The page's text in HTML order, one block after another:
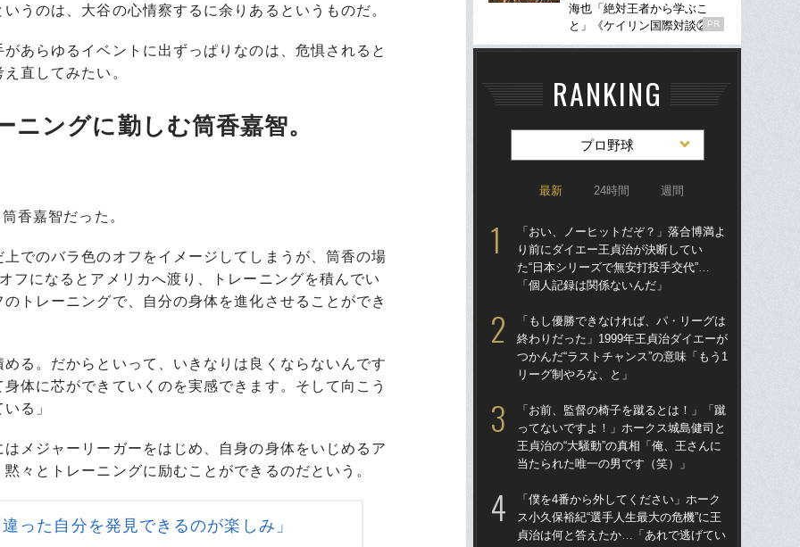
うのは、大谷の心情察するに余りあるというものだ。
あらゆるイベントに出ずっぱりなのは、危惧されると
直してみたい。
ニングに勤しむ筒香嘉智。
香嘉智だった。
でのバラ色のオフをイメージしてしまうが、筒香の場
フになるとアメリカへ渡り、トレーニングを積んでい
トレーニングで、自分の身体を進化させることができ
る。だからといって、いきなりは良くならないんです
体に芯ができていくのを実感できます。そして向こう
る」
メジャーリーガーをはじめ、自身の身体をいじめるア
々とトレーニングに励むことができるのだという。
った自分を発見できるのが楽しみ」
海也「絶対王者から学ぶこ
と」《ケイリン国際対談②》
PR
RANKING
プロ野球
最新 24時間 週間
「おい、ノーヒットだぞ？」落合博満よ
り前にダイエー王貞治が決断してい
た“日本シリーズで無安打投手交代”…
「個人記録は関係ないんだ」
「もし優勝できなければ、パ・リーグは
終わりだった」1999年王貞治ダイエーが
つかんだ“ラストチャンス”の意味「もう1
リーグ制やろな、と」
「お前、監督の椅子を蹴るとは！」「蹴
ってないですよ！」ホークス城島健司と
王貞治の“大騒動”の真相「俺、王さんに
当たられた唯一の男です（笑）」
「僕を4番から外してください」ホーク
ス小久保裕紀“選手人生最大の危機”に王
貞治は何と答えたか…「あれで逃げてい